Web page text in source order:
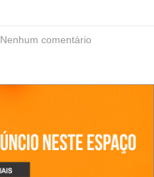
Nenhum comentário